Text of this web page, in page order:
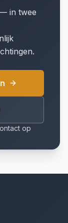
in twee
op